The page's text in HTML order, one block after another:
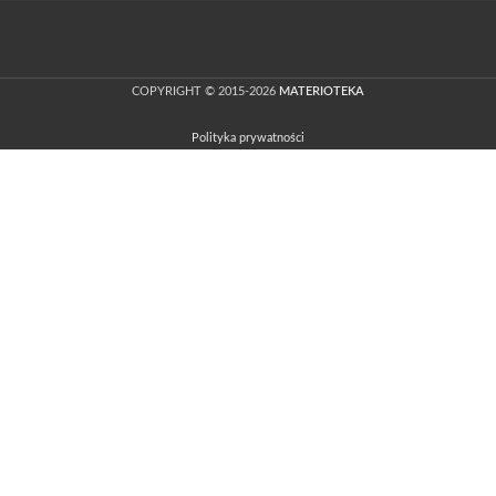
COPYRIGHT © 2015-2026 MATERIOTEKA
Polityka prywatności